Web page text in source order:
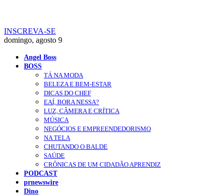
INSCREVA-SE
domingo, agosto 9
Angel Boss
BOSS
TÁ NA MODA
BELEZA E BEM-ESTAR
DICAS DO CHEF
EAÍ, BORA NESSA?
LUZ, CÂMERA E CRÍTICA
MÚSICA
NEGÓCIOS E EMPREENDEDORISMO
NA TELA
CHUTANDO O BALDE
SAÚDE
CRÔNICAS DE UM CIDADÃO APRENDIZ
PODCAST
prnewswire
Dino